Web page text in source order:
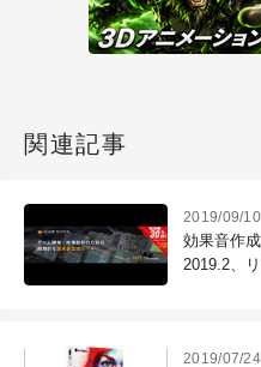
関連記事
2019/09/10
効果音作
2019.2、
2019/07/24